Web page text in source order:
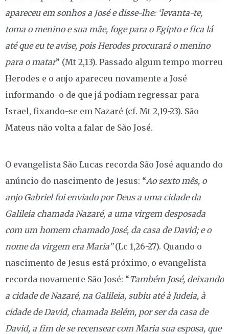
apareceu em sonhos a José e disse-lhe: ‘levanta-te,
toma o menino e sua mãe, foge para o Egipto e fica lá
até que eu te avise, pois Herodes procurará o menino
para o matar” (Mt 2,13). Passado algum tempo morreu
Herodes e o anjo apareceu novamente a José
informando-o de que já podiam regressar para
Israel, fixando-se em Nazaré (cf. Mt 2,19-23). São
Mateus não volta a falar de São José.
O evangelista São Lucas recorda São José aquando do
anúncio do nascimento de Jesus: “Ao sexto mês, o
anjo Gabriel foi enviado por Deus a uma cidade da
Galileia chamada Nazaré, a uma virgem desposada
com um homem chamado José, da casa de David; e o
nome da virgem era Maria”(Lc 1,26-27). Quando o
nascimento de Jesus está próximo, o evangelista
recorda novamente São José: “Também José, deixando
a cidade de Nazaré, na Galileia, subiu até à Judeia, à
cidade de David, chamada Belém, por ser da casa de
David, a fim de se recensear com Maria sua esposa, que